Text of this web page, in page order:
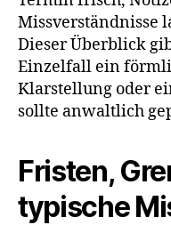
Missverständnisse
Dieser Überblick
Einzelfall ein
Klarstellung oder
sollte anwaltlich
Fristen,
typische